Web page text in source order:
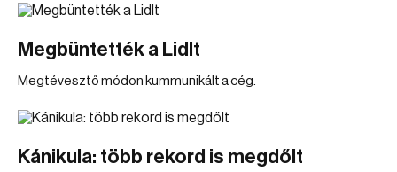
Megbüntették a Lidlt
Megtévesztő módon kummunikált a cég.
Kánikula: több rekord is megdőlt